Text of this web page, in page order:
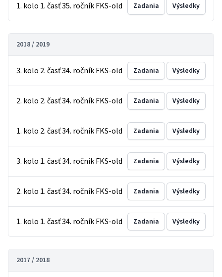
1. kolo 1. časť 35. ročník FKS-old Zadania Výsledky
2018 / 2019
3. kolo 2. časť 34. ročník FKS-old Zadania Výsledky
2. kolo 2. časť 34. ročník FKS-old Zadania Výsledky
1. kolo 2. časť 34. ročník FKS-old Zadania Výsledky
3. kolo 1. časť 34. ročník FKS-old Zadania Výsledky
2. kolo 1. časť 34. ročník FKS-old Zadania Výsledky
1. kolo 1. časť 34. ročník FKS-old Zadania Výsledky
2017 / 2018